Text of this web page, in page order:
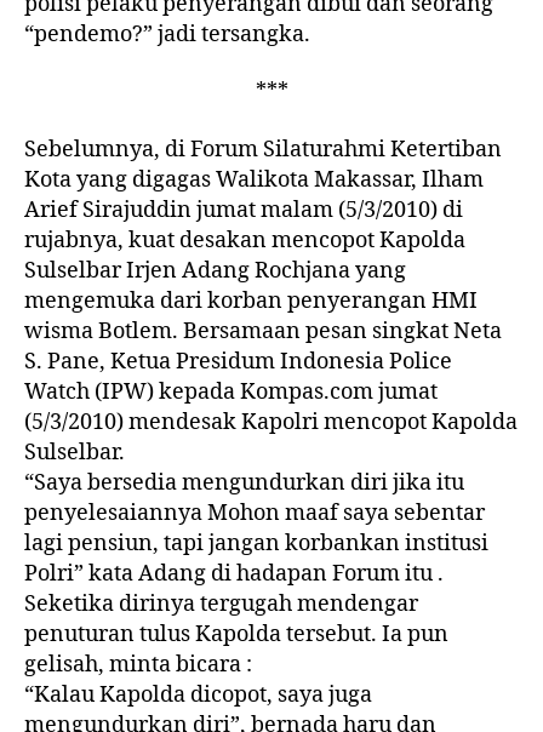
“pendemo?” jadi tersangka.
***
Sebelumnya, di Forum Silaturahmi Ketertiban
Kota yang digagas Walikota Makassar, Ilham
Arief Sirajuddin jumat malam (5/3/2010) di
rujabnya, kuat desakan mencopot Kapolda
Sulselbar Irjen Adang Rochjana yang
mengemuka dari korban penyerangan HMI
wisma Botlem. Bersamaan pesan singkat Neta
S. Pane, Ketua Presidum Indonesia Police
Watch (IPW) kepada Kompas.com jumat
(5/3/2010) mendesak Kapolri mencopot Kapolda
Sulselbar.
“Saya bersedia mengundurkan diri jika itu
penyelesaiannya Mohon maaf saya sebentar
lagi pensiun, tapi jangan korbankan institusi
Polri” kata Adang di hadapan Forum itu .
Seketika dirinya tergugah mendengar
penuturan tulus Kapolda tersebut. Ia pun
gelisah, minta bicara :
“Kalau Kapolda dicopot, saya juga
mengundurkan diri”, bernada haru dan